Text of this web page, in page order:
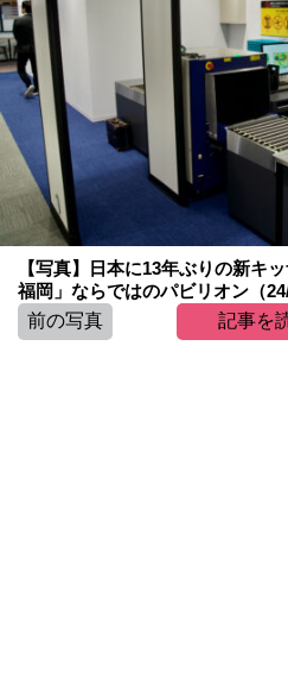
【写真】日本に13年ぶりの新キ
福岡」ならではのパビリオン（24/
前の写真
記事を